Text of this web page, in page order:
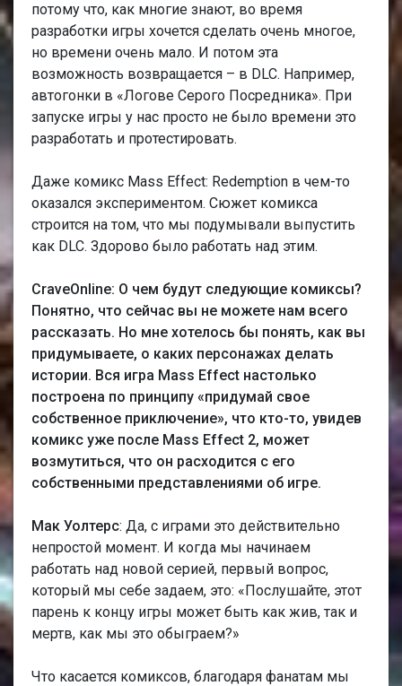
потому что, как многие знают, во время
разработки игры хочется сделать очень многое,
но времени очень мало. И потом эта
возможность возвращается – в DLC. Например,
автогонки в «Логове Серого Посредника». При
запуске игры у нас просто не было времени это
разработать и протестировать.
Даже комикс Mass Effect: Redemption в чем-то
оказался экспериментом. Сюжет комикса
строится на том, что мы подумывали выпустить
как DLC. Здорово было работать над этим.
CraveOnline: О чем будут следующие комиксы?
Понятно, что сейчас вы не можете нам всего
рассказать. Но мне хотелось бы понять, как вы
придумываете, о каких персонажах делать
истории. Вся игра Мass Еffect настолько
построена по принципу «придумай свое
собственное приключение», что кто-то, увидев
комикс уже после Мass Еffect 2, может
возмутиться, что он расходится с его
собственными представлениями об игре.
Мак Уолтерс: Да, с играми это действительно
непростой момент. И когда мы начинаем
работать над новой серией, первый вопрос,
который мы себе задаем, это: «Послушайте, этот
парень к концу игры может быть как жив, так и
мертв, как мы это обыграем?»
Что касается комиксов, благодаря фанатам мы